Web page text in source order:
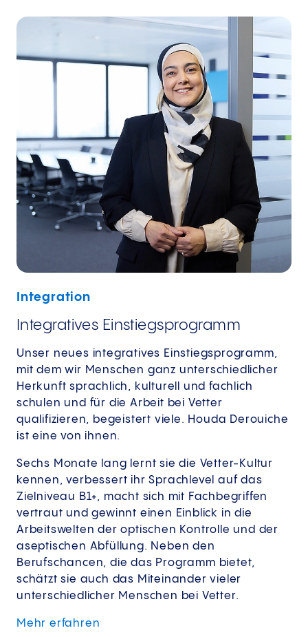
Integration
Integratives Einstiegsprogramm
Unser neues integratives Einstiegsprogramm,
mit dem wir Menschen ganz unterschiedlicher
Herkunft sprachlich, kulturell und fachlich
schulen und für die Arbeit bei Vetter
qualifizieren, begeistert viele. Houda Derouiche
ist eine von ihnen.
Sechs Monate lang lernt sie die Vetter-Kultur
kennen, verbessert ihr Sprachlevel auf das
Zielniveau B1+, macht sich mit Fachbegriffen
vertraut und gewinnt einen Einblick in die
Arbeitswelten der optischen Kontrolle und der
aseptischen Abfüllung. Neben den
Berufschancen, die das Programm bietet,
schätzt sie auch das Miteinander vieler
unterschiedlicher Menschen bei Vetter.
Mehr erfahren